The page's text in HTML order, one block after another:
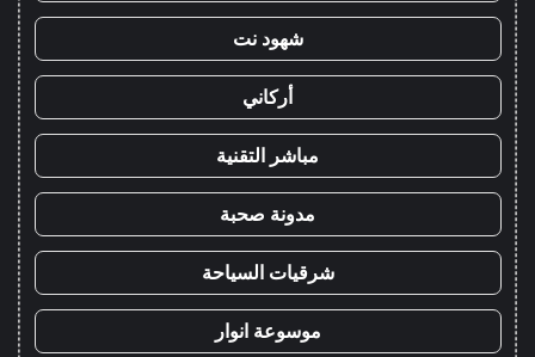
شهود نت
أركاني
مباشر التقنية
مدونة صحبة
شرقيات السياحة
موسوعة انوار